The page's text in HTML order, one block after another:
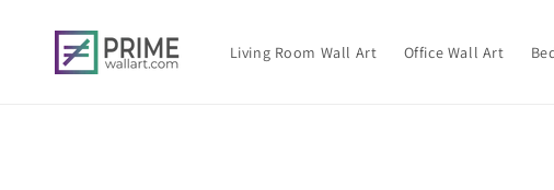
contenu
Living Room Wall Art Office Wall Art